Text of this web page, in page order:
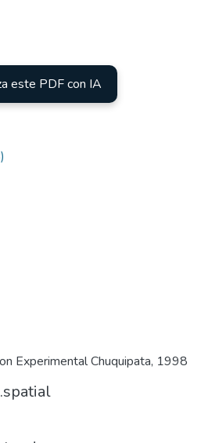
este PDF con IA
Experimental Chuquipata, 1998